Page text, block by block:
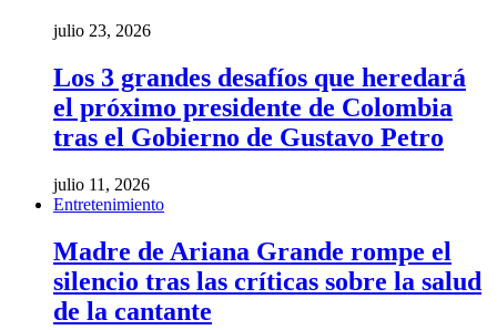
julio 23, 2026
Los 3 grandes desafíos que heredará
el próximo presidente de Colombia
tras el Gobierno de Gustavo Petro
julio 11, 2026
Entretenimiento
Madre de Ariana Grande rompe el
silencio tras las críticas sobre la salud
de la cantante